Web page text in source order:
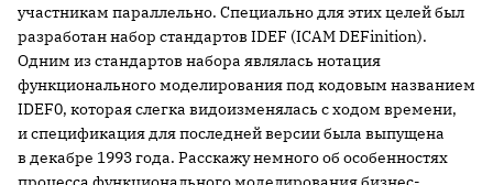
участникам параллельно. Специально для этих целей был
разработан набор стандартов IDEF (ICAM DEFinition).
Одним из стандартов набора являлась нотация
функционального моделирования под кодовым названием
IDEF0, которая слегка видоизменялась с ходом времени,
и спецификация для последней версии была выпущена
в декабре 1993 года. Расскажу немного об особенностях